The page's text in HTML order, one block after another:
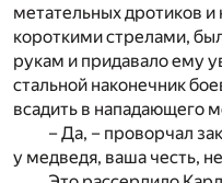
метательных дротиков
короткими стрелами,
рукам и придавало ему
стальной наконечник
всадить в нападающего
– Да, – проворчал
у медведя, ваша честь,